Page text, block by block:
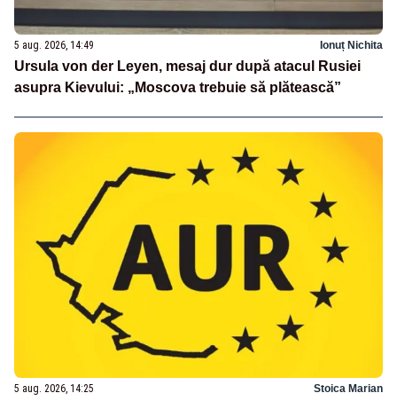
5 aug. 2026, 14:49 Ionuț Nichita
Ursula von der Leyen, mesaj dur după atacul Rusiei
asupra Kievului: „Moscova trebuie să plătească”
5 aug. 2026, 14:25 Stoica Marian